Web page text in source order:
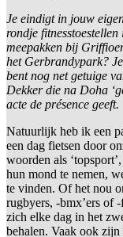
Je eindigt in jouw
rondje
meepakken bij
het Gerbrandypark?
bent nog net getuige
Dekker die na Doha
acte de présence geeft.
Natuurlijk heb ik een
een dag fietsen door
woorden als
hun mond te nemen,
te vinden. Of het nou
rugbyers, -bmx’ers of
zich elke dag in het
behalen. Vaak ook zijn